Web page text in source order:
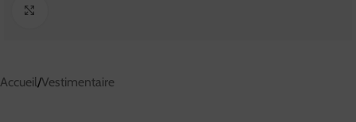
Accueil/Vestimentaire